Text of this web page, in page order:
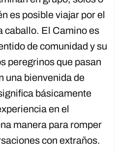
es posible viajar por el
caballo. El Camino es
de comunidad y su
peregrinos que pasan
una bienvenida de
básicamente
en el
manera para romper
con extraños.